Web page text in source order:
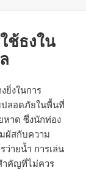
ช้ธงใน
ยิ่งในการ
ปลอดภัยในพื้นที่
หาด ซึ่งนักท่อง
ผัสกับความ
ว่ายน้ำ การเล่น
ำคัญที่ไม่ควร